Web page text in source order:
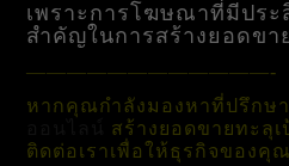
เพราะการโฆษณาที่มีปร
สำคัญในการสร้างยอดข
————————————-
หากคุณกำลังมองหาที่ปรึกษ
สร้างยอดขายทะลุ
ติดต่อเราเพื่อให้ธุรกิจของคุ